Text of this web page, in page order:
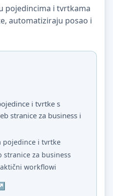
pojedincima i tvrtkama
automatiziraju posao i
i tvrtke s
stranice za business i
pojedince i tvrtke
stranice za business
workflowi